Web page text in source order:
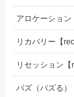
アロケーション
リカバリー【
リセッション【
バズ（バズる）